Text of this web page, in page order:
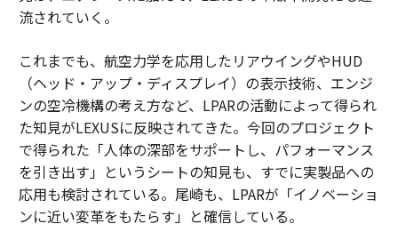
流されていく。
これまでも、航空力学を応用したリアウイングやHUD
（ヘッド・アップ・ディスプレイ）の表示技術、エンジ
ンの空冷機構の考え方など、LPARの活動によって得られ
た知見がLEXUSに反映されてきた。今回のプロジェクト
で得られた「人体の深部をサポートし、パフォーマンス
を引き出す」というシートの知見も、すでに実製品への
応用も検討されている。尾崎も、LPARが「イノベーショ
ンに近い変革をもたらす」と確信している。